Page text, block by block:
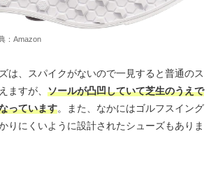
：Amazon
は、スパイクがないので一見すると普通のス
ますが、 ソールが凸凹していて芝生のうえで
っています。また、なかにはゴルフスイング
りにくいように設計されたシューズもありま